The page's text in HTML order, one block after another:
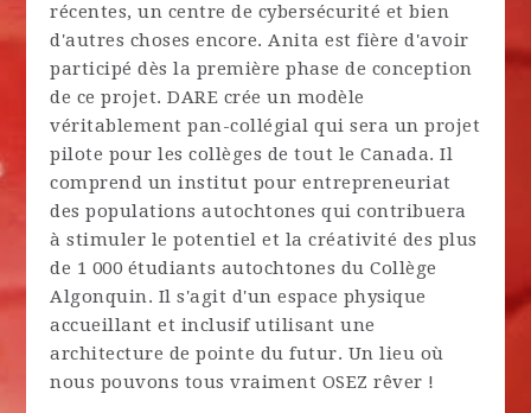
récentes, un centre de cybersécurité et bien
d'autres choses encore. Anita est fière d'avoir
participé dès la première phase de conception
de ce projet. DARE crée un modèle
véritablement pan-collégial qui sera un projet
pilote pour les collèges de tout le Canada. Il
comprend un institut pour entrepreneuriat
des populations autochtones qui contribuera
à stimuler le potentiel et la créativité des plus
de 1 000 étudiants autochtones du Collège
Algonquin. Il s'agit d'un espace physique
accueillant et inclusif utilisant une
architecture de pointe du futur. Un lieu où
nous pouvons tous vraiment OSEZ rêver !